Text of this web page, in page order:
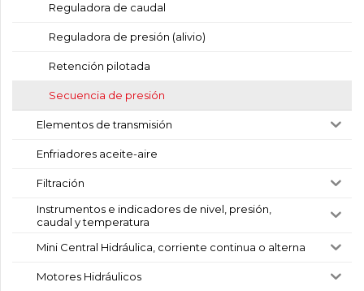
Reguladora de caudal
Reguladora de presión (alivio)
Retención pilotada
Secuencia de presión
Elementos de transmisión
Enfriadores aceite-aire
Filtración
Instrumentos e indicadores de nivel, presión,
caudal y temperatura
Mini Central Hidráulica, corriente continua o alterna
Motores Hidráulicos